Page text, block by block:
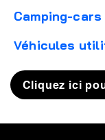
Camping-
Véhicules
Cliquez ici